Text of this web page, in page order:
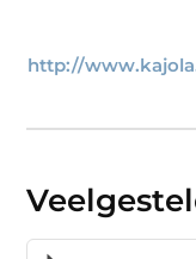
http://